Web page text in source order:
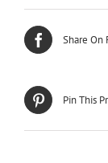
Share On
Pin This